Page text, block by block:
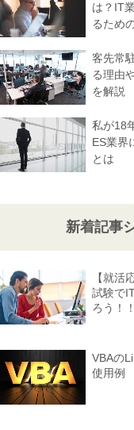
は？IT
るため
客先常
る理由
を解説
私が18
ES業界
とは
新着記事
【就活
試験で
ろう！！
VBAの
使用例